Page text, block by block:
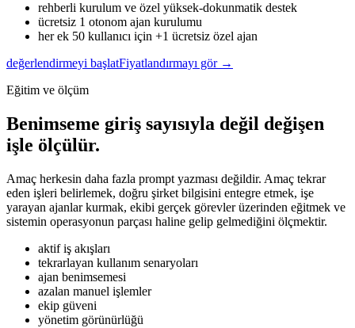
rehberli kurulum ve özel yüksek-dokunmatik destek
ücretsiz 1 otonom ajan kurulumu
her ek 50 kullanıcı için +1 ücretsiz özel ajan
değerlendirmeyi başlatFiyatlandırmayı gör →
Eğitim ve ölçüm
Benimseme giriş sayısıyla değil değişen
işle ölçülür.
Amaç herkesin daha fazla prompt yazması değildir. Amaç tekrar
eden işleri belirlemek, doğru şirket bilgisini entegre etmek, işe
yarayan ajanlar kurmak, ekibi gerçek görevler üzerinden eğitmek ve
sistemin operasyonun parçası haline gelip gelmediğini ölçmektir.
aktif iş akışları
tekrarlayan kullanım senaryoları
ajan benimsemesi
azalan manuel işlemler
ekip güveni
yönetim görünürlüğü